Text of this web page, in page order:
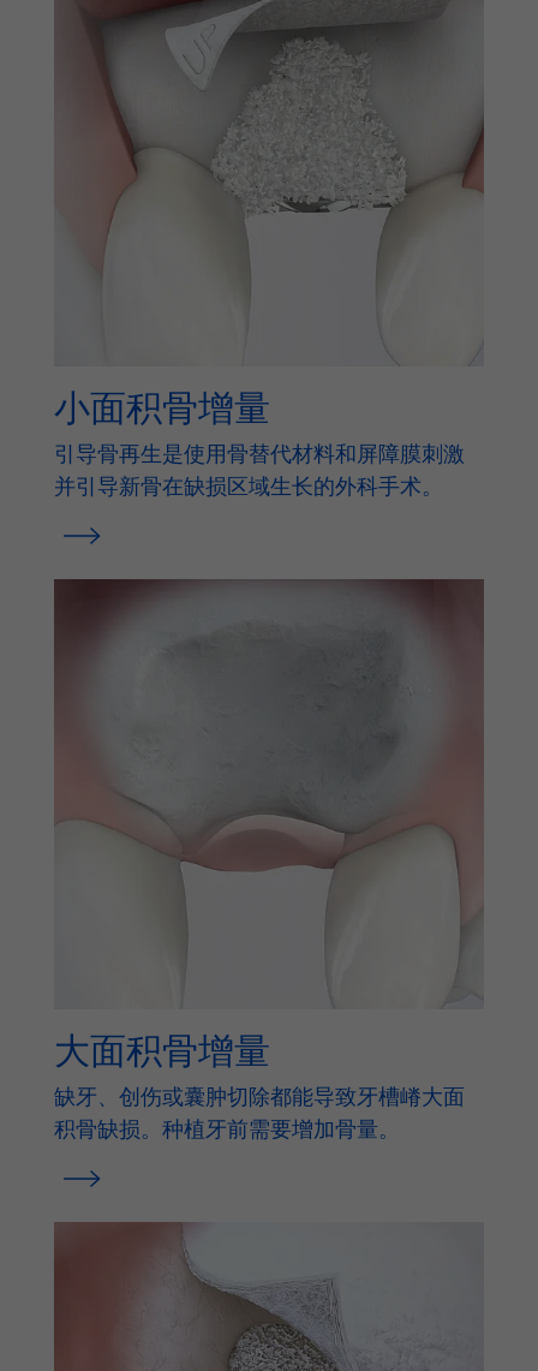
小面积骨增量
引导骨再生是使用骨替代材料和屏障膜刺激
并引导新骨在缺损区域生长的外科手术。
大面积骨增量
缺牙、创伤或囊肿切除都能导致牙槽嵴大面
积骨缺损。种植牙前需要增加骨量。